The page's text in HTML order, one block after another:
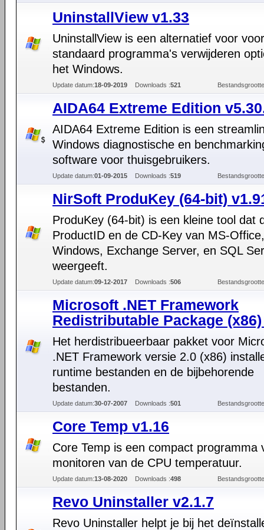
UninstallView v1.33
UninstallView is een alternatief voor
standaard programma's verwijderen
het Windows.
Update datum:18-09-2019 Downloads :521
AIDA64 Extreme Edition
AIDA64 Extreme Edition is een
Windows diagnostische en
software voor thuisgebruikers.
Update datum:01-09-2015 Downloads :519
NirSoft ProduKey (64-bit)
ProduKey (64-bit) is een kleine tool dat
ProductID en de CD-Key van MS-Office,
Windows, Exchange Server, en SQL
weergeeft.
Update datum:09-12-2017 Downloads :506
Microsoft .NET Framework
Redistributable Package
Het herdistribueerbaar pakket voor
.NET Framework versie 2.0 (x86)
runtime bestanden en de bijbehorende
bestanden.
Update datum:30-07-2007 Downloads :501
Core Temp v1.16
Core Temp is een compact programma
monitoren van de CPU temperatuur.
Update datum:13-08-2020 Downloads :498
Revo Uninstaller v2.1.7
Revo Uninstaller helpt je bij het